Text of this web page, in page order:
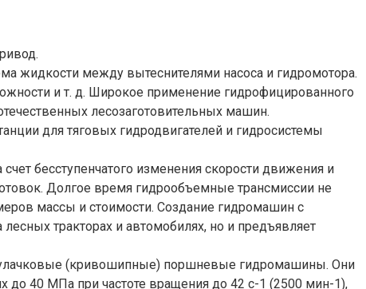
жидкости между вытеснителями насоса и гидромотора.
и т. д. Широкое применение гидрофицированного
лесозаготовительных машин.
для тяговых гидродвигателей и гидросистемы
бесступенчатого изменения скорости движения и
Долгое время гидрообъемные трансмиссии не
массы и стоимости. Создание гидромашин с
тракторах и автомобилях, но и предъявляет
(кривошипные) поршневые гидромашины. Они
до 40 МПа при частоте вращения до 42 с-1 (2500 мин-1),